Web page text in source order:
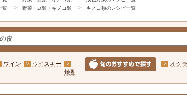
覧
野菜・豆類・キノコ類 キノコ類のレシピ一覧
ワイン
ウイスキー
焼酎
オクラ